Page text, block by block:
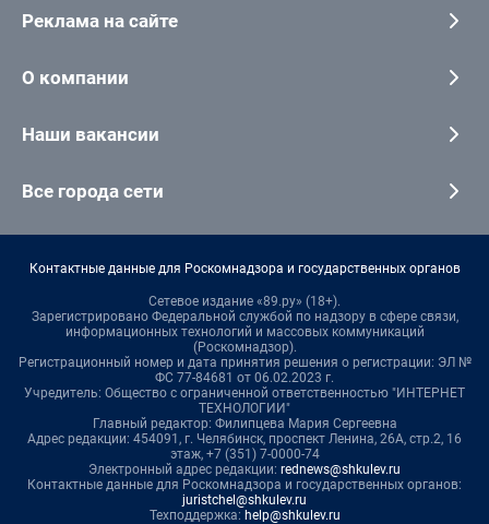
Реклама на сайте
О компании
Наши вакансии
Все города сети
Контактные данные для Роскомнадзора и государственных органов
Сетевое издание «89.ру» (18+).
Зарегистрировано Федеральной службой по надзору в сфере связи,
информационных технологий и массовых коммуникаций
(Роскомнадзор).
Регистрационный номер и дата принятия решения о регистрации: ЭЛ №
ФС 77-84681 от 06.02.2023 г.
Учредитель: Общество с ограниченной ответственностью "ИНТЕРНЕТ
ТЕХНОЛОГИИ"
Главный редактор: Филипцева Мария Сергеевна
Адрес редакции: 454091, г. Челябинск, проспект Ленина, 26А, стр.2, 16
этаж, +7 (351) 7-0000-74
Электронный адрес редакции: rednews@shkulev.ru
Контактные данные для Роскомнадзора и государственных органов:
juristchel@shkulev.ru
Техподдержка: help@shkulev.ru